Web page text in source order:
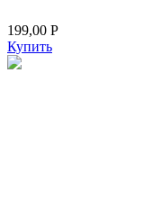
199,00 Р
Купить